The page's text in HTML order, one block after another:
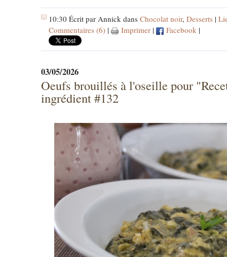
10:30 Écrit par Annick dans Chocolat noir, Desserts |
Commentaires (6) | Imprimer | Facebook |
03/05/2026
Oeufs brouillés à l'oseille pour
ingrédient #132